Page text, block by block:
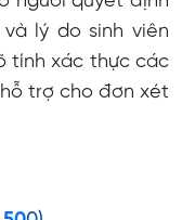
lý do sinh viên
tính xác thực các
trợ cho đơn xét